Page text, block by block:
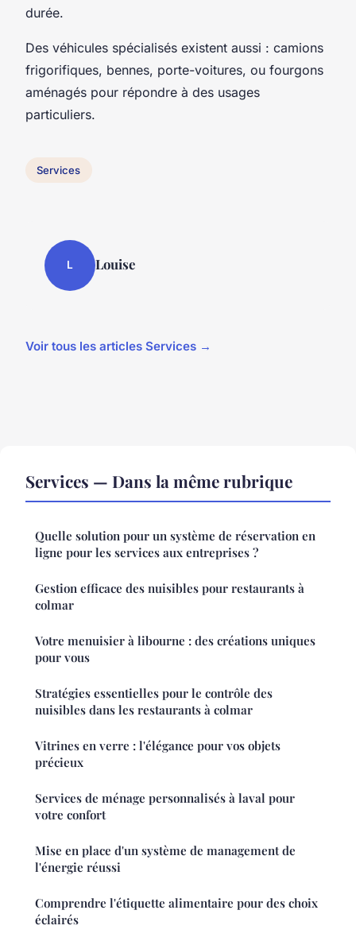
durée.
Des véhicules spécialisés existent aussi : camions
frigorifiques, bennes, porte-voitures, ou fourgons
aménagés pour répondre à des usages
particuliers.
Services
L Louise
Voir tous les articles Services →
Services — Dans la même rubrique
Quelle solution pour un système de réservation en
ligne pour les services aux entreprises ?
Gestion efficace des nuisibles pour restaurants à
colmar
Votre menuisier à libourne : des créations uniques
pour vous
Stratégies essentielles pour le contrôle des
nuisibles dans les restaurants à colmar
Vitrines en verre : l'élégance pour vos objets
précieux
Services de ménage personnalisés à laval pour
votre confort
Mise en place d'un système de management de
l'énergie réussi
Comprendre l'étiquette alimentaire pour des choix
éclairés